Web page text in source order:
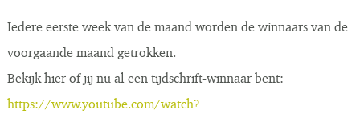
Iedere eerste week van de maand worden de winnaars van de
voorgaande maand getrokken.
Bekijk hier of jij nu al een tijdschrift-winnaar bent:
https://www.youtube.com/watch?